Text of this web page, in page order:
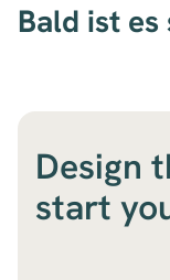
Bald ist es
Design
start